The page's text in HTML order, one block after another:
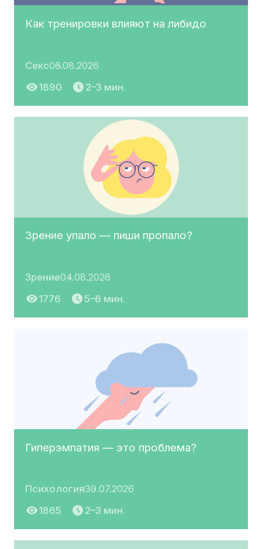
Как тренировки влияют на либидо
Секс06.08.2026
1890
2–3 мин.
Зрение упало — пиши пропало?
Зрение04.08.2026
1776
5–6 мин.
Гиперэмпатия — это проблема?
Психология30.07.2026
1865
2–3 мин.